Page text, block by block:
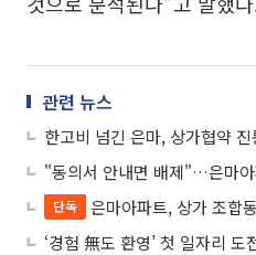
관련 뉴스
한고비 넘긴 은마, 상가협약
단독
은마아파트, 상가 조합동의
‘경험 無도 환영’ 첫 일자리 도